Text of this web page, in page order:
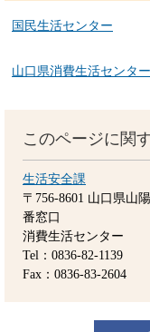
国民生活センター
山口県消費生活センター
このページに関
生活安全課
〒756-8601 山口県山
番窓口
消費生活センター
Tel：0836-82-1139
Fax：0836-83-2604